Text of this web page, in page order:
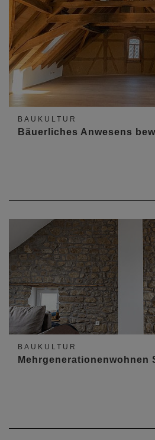
BAUKULTUR
Bäuerliches Anwesens
BAUKULTUR
Mehrgenerationenwohnen